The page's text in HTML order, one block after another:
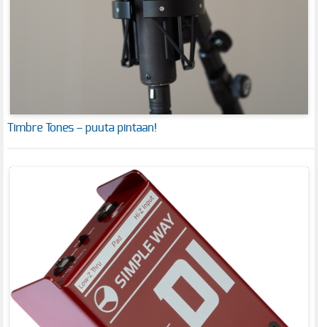
Timbre Tones – puuta pintaan!